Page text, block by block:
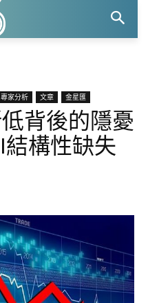
專家分析 文章 金星匯
背後的隱憂
構性缺失